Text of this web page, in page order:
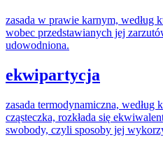
zasada w prawie karnym, według
wobec przedstawianych jej
udowodniona.
ekwipartycja
zasada termodynamiczna, według
cząsteczka, rozkłada się
swobody, czyli sposoby jej